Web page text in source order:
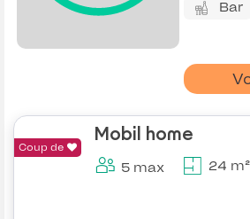
Bar
Coup de
Mobil home
5 max 24 m²